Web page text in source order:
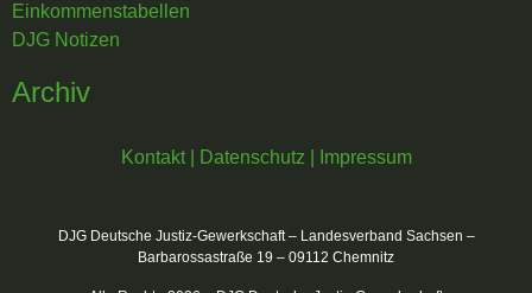
Einkommenstabellen
DJG Notizen
Archiv
Kontakt| Datenschutz Impressum
DJG Deutsche Justiz-Gewerkschaft – Landesverband Sachsen –
Barbarossastraße 19 – 09112 Chemnitz